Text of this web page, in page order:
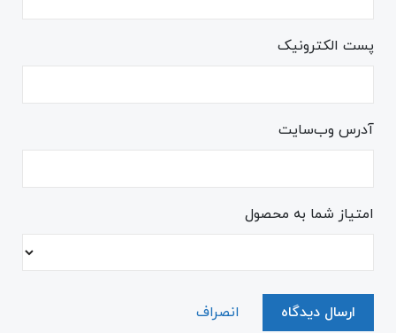
پست الکترونیک
آدرس وب‌سایت
امتیاز شما به محصول
ارسال دیدگاه انصراف